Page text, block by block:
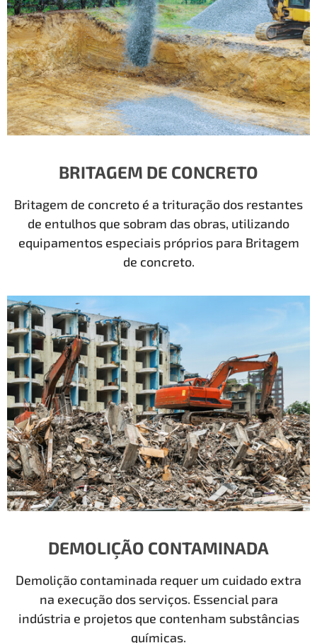
BRITAGEM DE CONCRETO
Britagem de concreto é a trituração dos restantes
de entulhos que sobram das obras, utilizando
equipamentos especiais próprios para Britagem
de concreto.
DEMOLIÇÃO CONTAMINADA
Demolição contaminada requer um cuidado extra
na execução dos serviços. Essencial para
indústria e projetos que contenham substâncias
químicas.